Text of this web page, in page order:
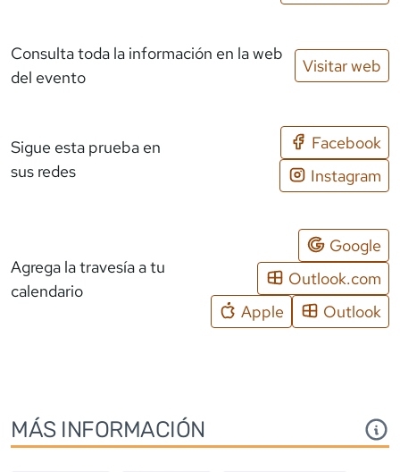
Consulta toda la información en la web
del evento
Visitar web
Sigue esta prueba en
sus redes
Facebook
Instagram
Agrega la travesía a tu
calendario
Google
Outlook.com
Apple
Outlook
MÁS INFORMACIÓN